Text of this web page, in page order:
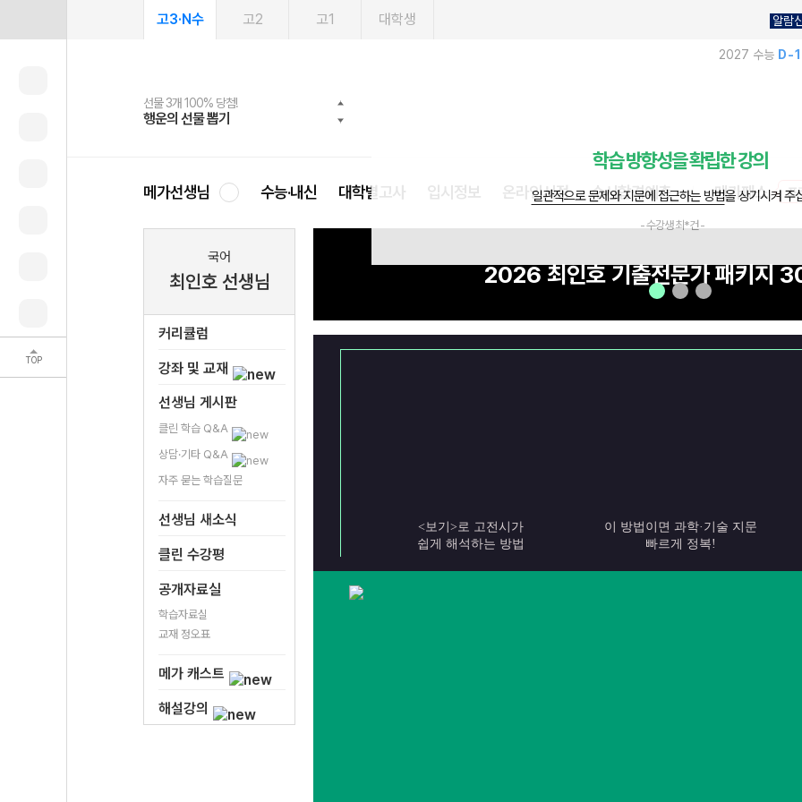
TOP
고3·N수 고2 고1 대학생 알람
2027 수능 D-
메가스터디
선물 3개 100% 당첨!
행운의 선물 뽑기
선물 100% 증정!
메가스터디 X 올리브
여름방학 스터디 캐시백
메가런 썸머스쿨
2027 러셀 단과
강사 공개선발
스마트러닝앱
설문 EVENT
메가패스
3일 무료 체험권
메가패스 수강생 무료혜택!
메가클럽 멤버십
사회공헌 캠페인
희망이룸 메가나눔
메가선생님 수능·내신 대학별고사 입시정보 온라인서점 수시합격예측 메가패스
국어
최인호 선생님
커리큘럼
강좌 및 교재
선생님 게시판
클린 학습 Q&A
상담·기타 Q&A
자주 묻는 학습질문
선생님 새소식
클린 수강평
공개자료실
학습자료실
교재 정오표
메가 캐스트
해설강의
2026 최인호 기출전문가 패키지
을 한 번씩 더 정리하려고 들었고,
학습 방향성을 확립한 강의
일관적으로 문제와 지문에 접근하는 방법을 상기시켜 주
- 수강생 최*건 -
<보기>로 고전시가
이 방법이면 과학·기술 지문
빠르게 정복!
독서 공부 정말 쉽다!